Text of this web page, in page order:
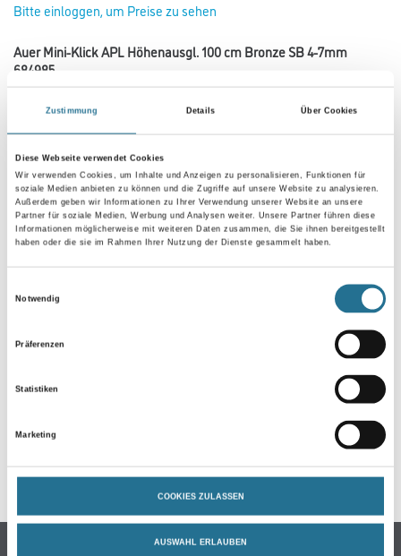
Zustimmung Details Über Cookies
Diese Webseite verwendet Cookies
Wir verwenden Cookies, um Inhalte und Anzeigen zu personalisieren, Funktionen für
soziale Medien anbieten zu können und die Zugriffe auf unsere Website zu analysieren.
Außerdem geben wir Informationen zu Ihrer Verwendung unserer Website an unsere
Partner für soziale Medien, Werbung und Analysen weiter. Unsere Partner führen diese
Informationen möglicherweise mit weiteren Daten zusammen, die Sie ihnen bereitgestellt
haben oder die sie im Rahmen Ihrer Nutzung der Dienste gesammelt haben.
Notwendig
Präferenzen
Statistiken
Marketing
COOKIES ZULASSEN
AUSWAHL ERLAUBEN
Bitte einloggen, um Preise zu sehen
Auer Mini-Klick APL Höhenausgl. 100 cm Bronze SB 4-7mm
684985
Art-Nr.:2011-005773
Umrechnungsfaktoren
EAN
GEFAHRENHINWEISE